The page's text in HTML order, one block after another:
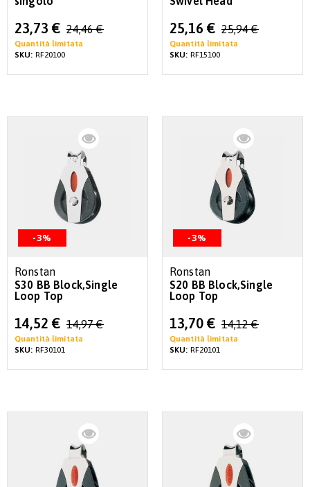
Special
Price
23,73 € 24,46 €
Quantità limitata
SKU: RF20100
Special
Price
25,16 € 25,94 €
Quantità limitata
SKU: RF15100
-3%
Ronstan
S30 BB Block,Single
Loop Top
Special
Price
14,52 € 14,97 €
Quantità limitata
SKU: RF30101
-3%
Ronstan
S20 BB Block,Single
Loop Top
Special
Price
13,70 € 14,12 €
Quantità limitata
SKU: RF20101